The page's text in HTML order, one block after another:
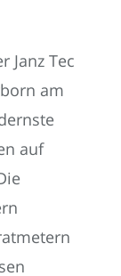
Janz Tec
am
auf